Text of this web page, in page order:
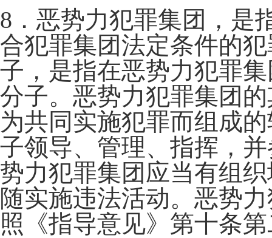
8．恶势力犯罪集团，是
合犯罪集团法定条件的
子，是指在恶势力犯罪
分子。恶势力犯罪集团
为共同实施犯罪而组成
子领导、管理、指挥，
势力犯罪集团应当有组
随实施违法活动。恶势
照《指导意见》第十条